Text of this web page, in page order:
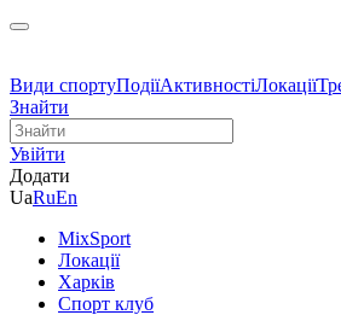
Види спортуПодіїАктивностіЛокації
Знайти
Увійти
Додати
UaRuEn
MixSport
Локації
Харків
Спорт клуб